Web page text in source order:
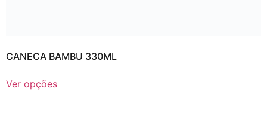
CANECA BAMBU 330ML
Ver opções